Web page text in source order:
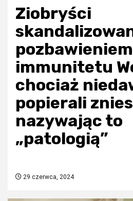
Ziobryści
pozbawieniem
immunitetu
chociaż
popierali
nazywając to
„patologią”
29 czerwca, 2024